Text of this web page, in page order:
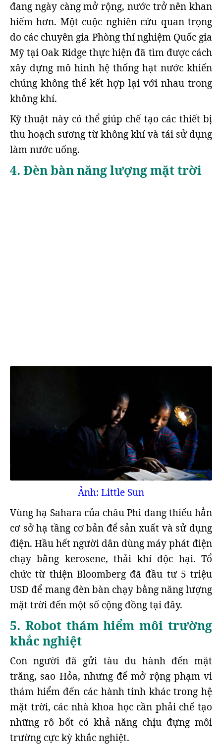
đang ngày càng mở rộng, nước trở nên khan
hiếm hơn. Một cuộc nghiên cứu quan trọng
do các chuyên gia Phòng thí nghiệm Quốc gia
Mỹ tại Oak Ridge thực hiện đã tìm được cách
xây dựng mô hình hệ thống hạt nước khiến
chúng không thể kết hợp lại với nhau trong
không khí.
Kỹ thuật này có thể giúp chế tạo các thiết bị
thu hoạch sương từ không khí và tái sử dụng
làm nước uống.
4. Đèn bàn năng lượng mặt trời
Ảnh: Little Sun
Vùng hạ Sahara của châu Phi đang thiếu hẳn
cơ sở hạ tầng cơ bản để sản xuất và sử dụng
điện. Hầu hết người dân dùng máy phát điện
chạy bằng kerosene, thải khí độc hại. Tổ
chức từ thiện Bloomberg đã đầu tư 5 triệu
USD để mang đèn bàn chạy bằng năng lượng
mặt trời đến một số cộng đồng tại đây.
5. Robot thám hiểm môi trường
khắc nghiệt
Con người đã gửi tàu du hành đến mặt
trăng, sao Hỏa, nhưng để mở rộng phạm vi
thám hiểm đến các hành tinh khác trong hệ
mặt trời, các nhà khoa học cần phải chế tạo
những rô bốt có khả năng chịu đựng môi
trường cực kỳ khắc nghiệt.